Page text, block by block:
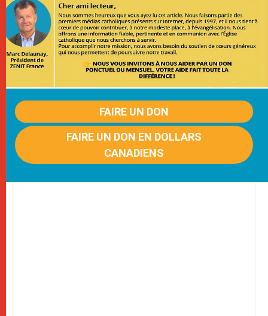
FAIRE UN DON
FAIRE UN DON EN DOLLARS
CANADIENS